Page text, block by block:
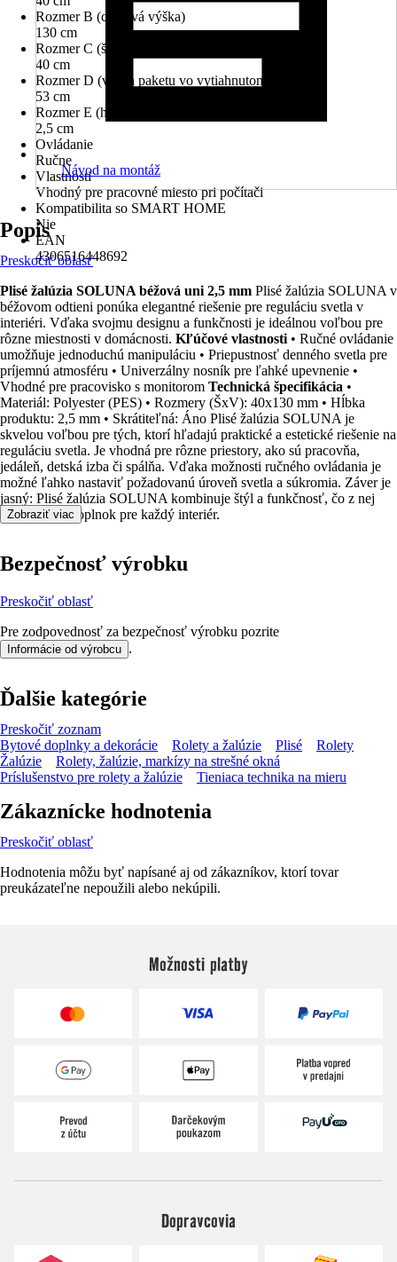
Rozmer B (celková výška)
130 cm
Rozmer C (šírka látky)
40 cm
Rozmer D (výška paketu vo vytiahnutom stave)
53 cm
Rozmer E (hĺbka výrobku)
2,5 cm
Ovládanie
Ručne
Vlastnosti
Vhodný pre pracovné miesto pri počítači
Kompatibilita so SMART HOME
Nie
EAN
4306516448692
Návod na montáž
Popis
Preskočiť oblasť
Plisé žalúzia SOLUNA béžová uni 2,5 mm Plisé žalúzia SOLUNA v
béžovom odtieni ponúka elegantné riešenie pre reguláciu svetla v
interiéri. Vďaka svojmu designu a funkčnosti je ideálnou voľbou pre
rôzne miestnosti v domácnosti. Kľúčové vlastnosti • Ručné ovládanie
umožňuje jednoduchú manipuláciu • Priepustnosť denného svetla pre
príjemnú atmosféru • Univerzálny nosník pre ľahké upevnenie •
Vhodné pre pracovisko s monitorom Technická špecifikácia •
Materiál: Polyester (PES) • Rozmery (ŠxV): 40x130 mm • Hĺbka
produktu: 2,5 mm • Skrátiteľná: Áno Plisé žalúzia SOLUNA je
skvelou voľbou pre tých, ktorí hľadajú praktické a estetické riešenie na
reguláciu svetla. Je vhodná pre rôzne priestory, ako sú pracovňa,
jedáleň, detská izba či spálňa. Vďaka možnosti ručného ovládania je
možné ľahko nastaviť požadovanú úroveň svetla a súkromia. Záver je
jasný: Plisé žalúzia SOLUNA kombinuje štýl a funkčnosť, čo z nej
robí ideálny doplnok pre každý interiér.
Zobraziť viac
Bezpečnosť výrobku
Preskočiť oblasť
Pre zodpovednosť za bezpečnosť výrobku pozrite
Informácie od výrobcu .
Ďalšie kategórie
Preskočiť zoznam
Bytové doplnky a dekorácie
Rolety a žalúzie Plisé
Rolety
Žalúzie
Rolety, žalúzie, markízy na strešné okná
Príslušenstvo pre rolety a žalúzie
Tieniaca technika na mieru
Zákaznícke hodnotenia
Preskočiť oblasť
Hodnotenia môžu byť napísané aj od zákazníkov, ktorí tovar
preukázateľne nepoužili alebo nekúpili.
Možnosti platby
Dopravcovia